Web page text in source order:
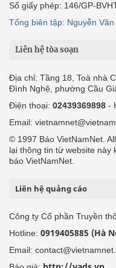
Số giấy phép: 146/GP-
Tổng biên tập: Nguyễn Văn
Liên hệ tòa soạn
Địa chỉ: Tầng 18, Toà nhà
Đình Nghệ, phường Cầu
Điện thoại: 02439369898 -
Email:
© 1997 Báo VietNamNet.
lại thông tin từ website này
báo VietNamNet.
Liên hệ quảng cáo
Công ty Cổ phần Truyền
Hotline: 0919405885 (Hà
Email: